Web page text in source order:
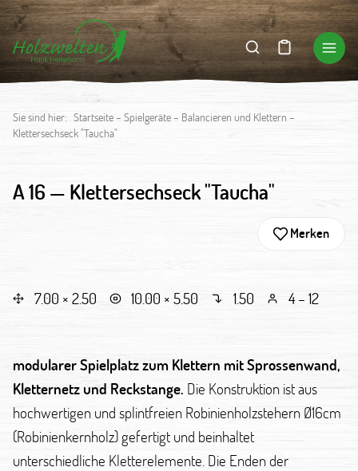
Sie sind hier: Startseite– Spielgeräte– Balancieren und Klettern –
Klettersechseck "Taucha"
A 16 — Klettersechseck "Taucha"
Merken
7.00 × 2.50 10.00 × 5.50 1.50 4 – 12
modularer Spielplatz zum Klettern mit Sprossenwand,
Kletternetz und Reckstange. Die Konstruktion ist aus
hochwertigen und splintfreien Robinienholzstehern Ø16cm
(Robinienkernholz) gefertigt und beinhaltet
unterschiedliche Kletterelemente. Die Enden der